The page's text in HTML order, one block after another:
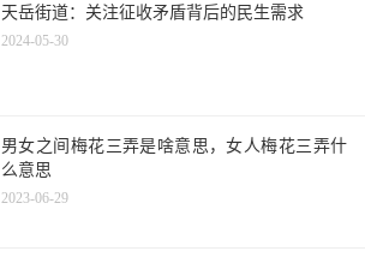
天岳街道：关注征收矛盾背后的民生需求
2024-05-30
男女之间梅花三弄是啥意思，女人梅花三弄什
么意思
2023-06-29